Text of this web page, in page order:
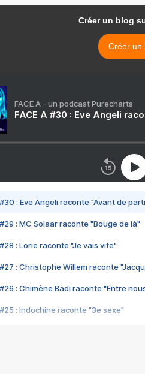
Créer un blog
Créer un
FACE A - un podcast Purecharts
FACE A #30 : Eve Angeli
#30 : Eve Angeli raconte "Avant de
#29 : MC Solaar raconte "Bouge de là"
#28 : Lorie raconte "Je vais vite"
#27 : Christophe Willem raconte
#26 : Chimène Badi raconte "Entre
#25 : Indochine raconte "3e sexe"